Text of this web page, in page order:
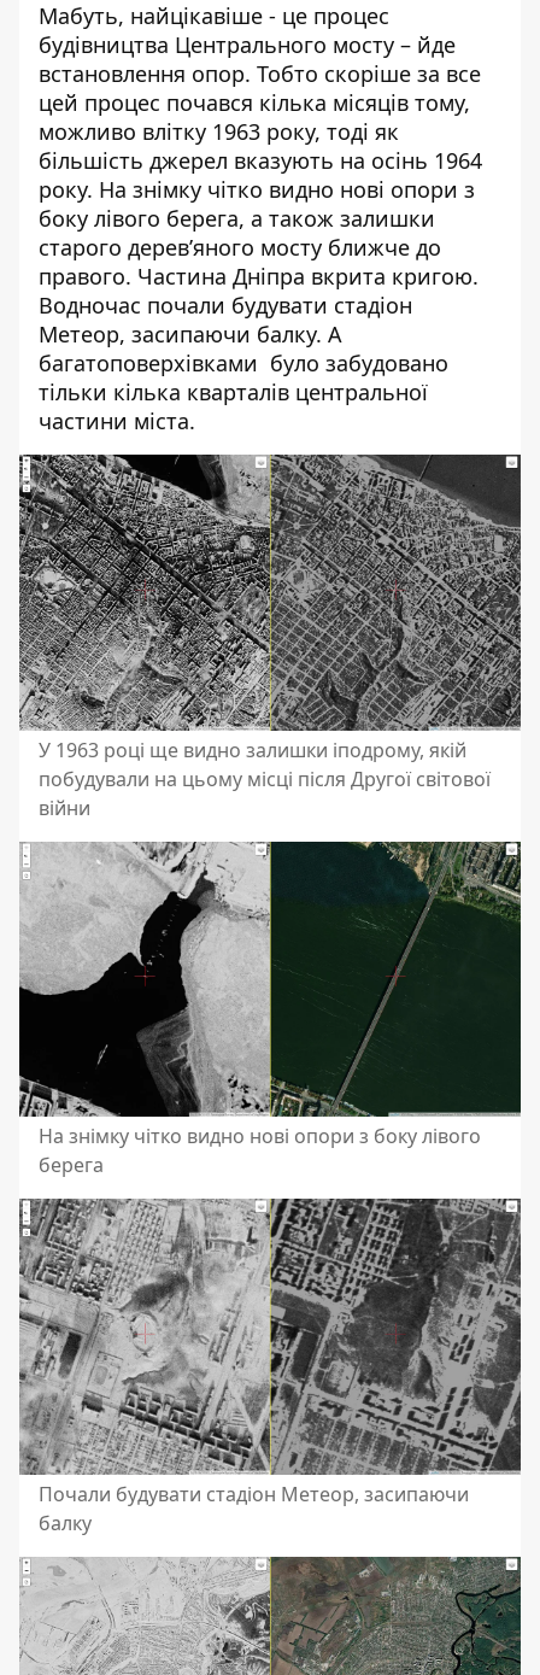
Мабуть, найцікавіше - це процес
будівництва Центрального мосту – йде
встановлення опор. Тобто скоріше за все
цей процес почався кілька місяців тому,
можливо влітку 1963 року, тоді як
більшість джерел вказують на осінь 1964
року. На знімку чітко видно нові опори з
боку лівого берега, а також залишки
старого дерев’яного мосту ближче до
правого. Частина Дніпра вкрита кригою.
Водночас почали будувати стадіон
Метеор, засипаючи балку. А
багатоповерхівками було забудовано
тільки кілька кварталів центральної
частини міста.
У 1963 році ще видно залишки іподрому, якій
побудували на цьому місці після Другої світової
війни
На знімку чітко видно нові опори з боку лівого
берега
Почали будувати стадіон Метеор, засипаючи
балку